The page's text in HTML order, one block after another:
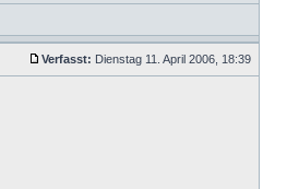
Verfasst: Dienstag 11. April 2006, 18:39